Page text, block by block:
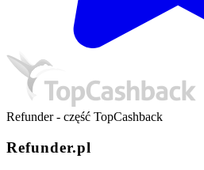
Refunder - część TopCashback
Refunder.pl